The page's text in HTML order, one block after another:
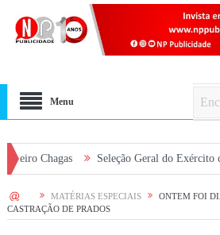
Menu
Seleção Geral do Exército convoca
HOME MATÉRIAS ESPECIAIS
ONTEM FOI
CASTRAÇÃO DE PRADOS